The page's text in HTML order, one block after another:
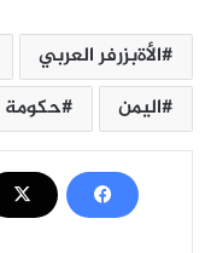
الأةبزرفر العربي
اليمن